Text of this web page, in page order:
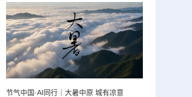
节气中国·AI同行｜大暑中原 城有凉意